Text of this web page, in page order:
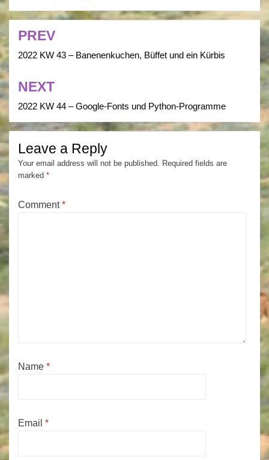
Post
navigation
PREV
2022 KW 43 – Banenenkuchen, Büffet und ein Kürbis
NEXT
2022 KW 44 – Google-Fonts und Python-Programme
Leave a Reply
Your email address will not be published. Required fields are
marked *
Comment*
Name *
Email *